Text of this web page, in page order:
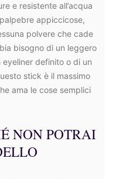
e resistente all’acqua
appiccicose,
polvere che cade
bisogno di un leggero
definito o di un
stick è il massimo
ama le cose semplici
NON POTRAI